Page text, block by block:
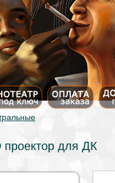
проектор для ДК